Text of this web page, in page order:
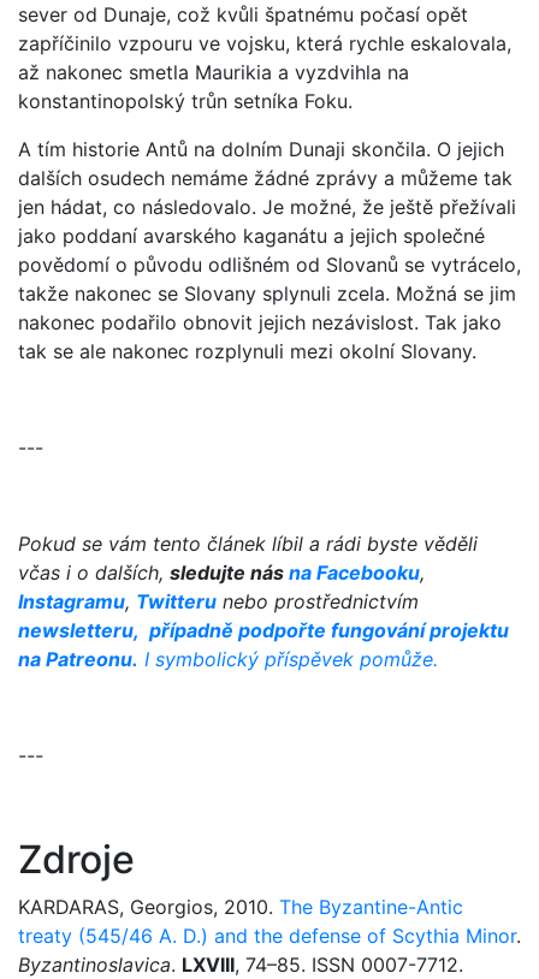
sever od Dunaje, což kvůli špatnému počasí opět
zapříčinilo vzpouru ve vojsku, která rychle eskalovala,
až nakonec smetla Maurikia a vyzdvihla na
konstantinopolský trůn setníka Foku.
A tím historie Antů na dolním Dunaji skončila. O jejich
dalších osudech nemáme žádné zprávy a můžeme tak
jen hádat, co následovalo. Je možné, že ještě přežívali
jako poddaní avarského kaganátu a jejich společné
povědomí o původu odlišném od Slovanů se vytrácelo,
takže nakonec se Slovany splynuli zcela. Možná se jim
nakonec podařilo obnovit jejich nezávislost. Tak jako
tak se ale nakonec rozplynuli mezi okolní Slovany.
---
Pokud se vám tento článek líbil a rádi byste věděli
včas i o dalších, sledujte nás na Facebooku,
Instagramu, Twitteru nebo prostřednictvím
newsletteru, případně podpořte fungování projektu
na Patreonu. I symbolický příspěvek pomůže.
---
Zdroje
KARDARAS, Georgios, 2010. The Byzantine-Antic
treaty (545/46 A. D.) and the defense of Scythia Minor.
Byzantinoslavica. LXVIII, 74–85. ISSN 0007-7712.